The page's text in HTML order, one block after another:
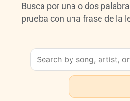
Busca por una o dos
prueba con una frase de la